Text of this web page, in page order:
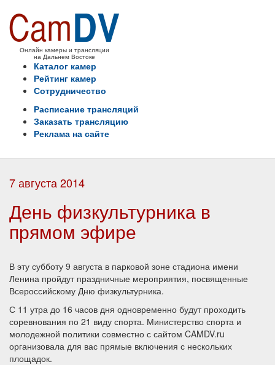
Онлайн камеры и трансляции
на Дальнем Востоке
Каталог камер
Рейтинг камер
Сотрудничество
Расписание трансляций
Заказать трансляцию
Реклама на сайте
7 августа 2014
День физкультурника в
прямом эфире
В эту субботу 9 августа в парковой зоне стадиона имени
Ленина пройдут праздничные мероприятия, посвященные
Всероссийскому Дню физкультурника.
С 11 утра до 16 часов дня одновременно будут проходить
соревнования по 21 виду спорта. Министерство спорта и
молодежной политики совместно с сайтом CAMDV.ru
организовала для вас прямые включения с нескольких
площадок.